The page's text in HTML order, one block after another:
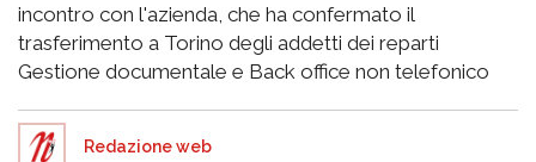
incontro con l'azienda, che ha confermato il
trasferimento a Torino degli addetti dei reparti
Gestione documentale e Back office non telefonico
Redazione web